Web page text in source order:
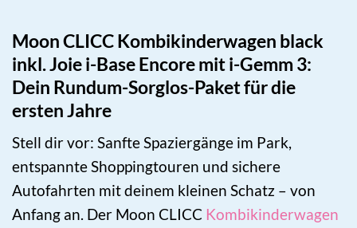
Moon CLICC Kombikinderwagen black
inkl. Joie i-Base Encore mit i-Gemm 3:
Dein Rundum-Sorglos-Paket für die
ersten Jahre
Stell dir vor: Sanfte Spaziergänge im Park,
entspannte Shoppingtouren und sichere
Autofahrten mit deinem kleinen Schatz – von
Anfang an. Der Moon CLICC Kombikinderwagen